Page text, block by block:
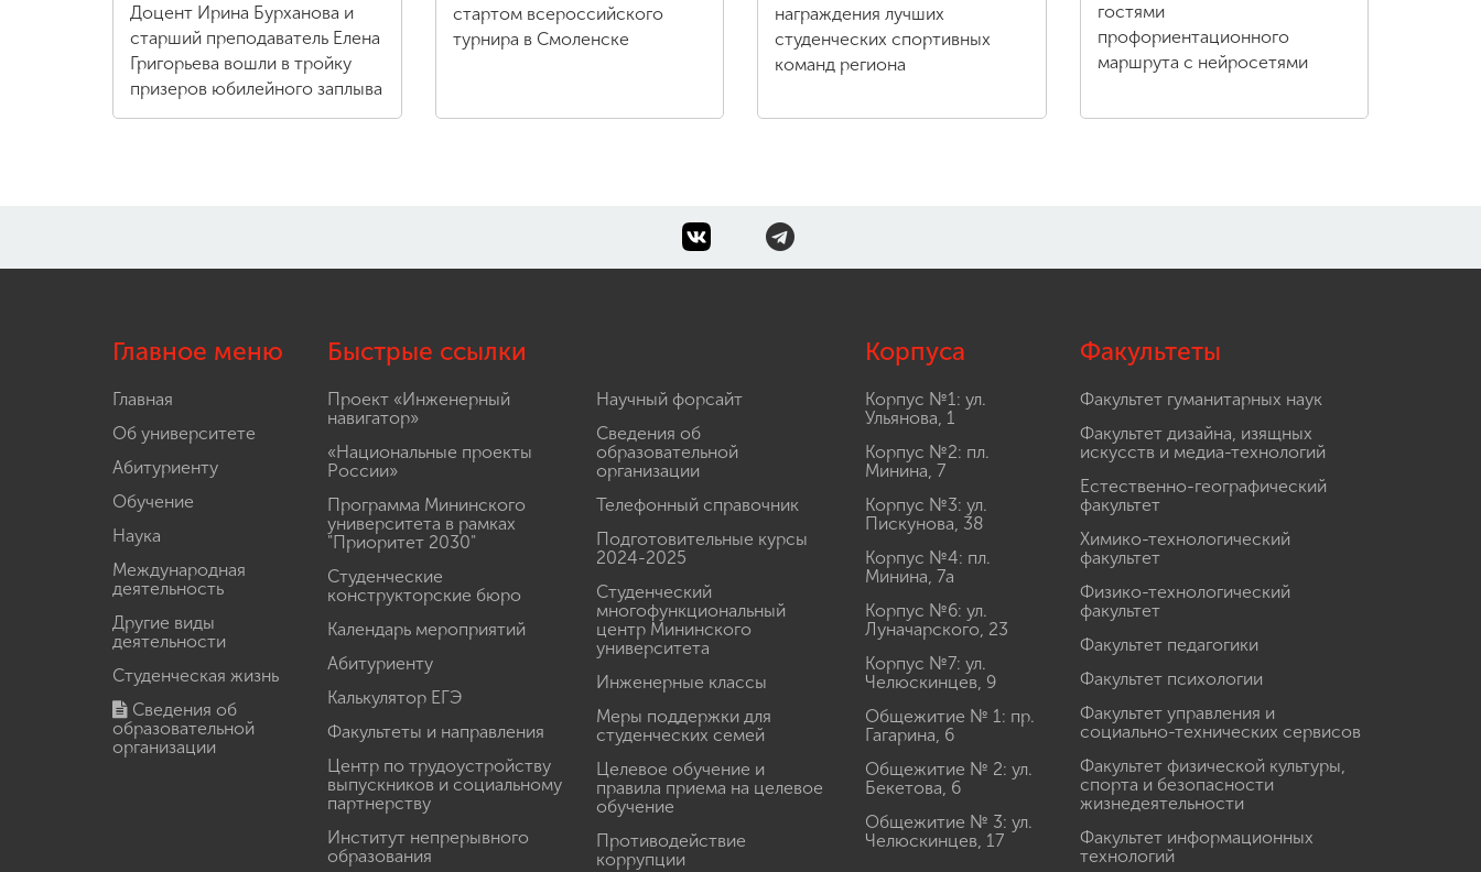
Доцент Ирина Бурханова и
старший преподаватель Елена
Григорьева вошли в тройку
призеров юбилейного заплыва
стартом всероссийского
турнира в Смоленске
награждения лучших
студенческих спортивных
команд региона
гостями
профориентационного
маршрута с нейросетями
Главное меню
Главная
Об университете
Абитуриенту
Обучение
Наука
Международная
деятельность
Другие виды
деятельности
Студенческая жизнь
Сведения об
образовательной
организации
Быстрые ссылки
Проект «Инженерный
навигатор»
«Национальные проекты
России»
Программа Мининского
университета в рамках
"Приоритет 2030"
Студенческие
конструкторские бюро
Календарь мероприятий
Абитуриенту
Калькулятор ЕГЭ
Факультеты и направления
Центр по трудоустройству
выпускников и социальному
партнерству
Институт непрерывного
образования
Научный форсайт
Сведения об
образовательной
организации
Телефонный справочник
Подготовительные курсы
2024-2025
Студенческий
многофункциональный
центр Мининского
университета
Инженерные классы
Меры поддержки для
студенческих семей
Целевое обучение и
правила приема на целевое
обучение
Противодействие
коррупции
Корпуса
Корпус №1: ул.
Ульянова, 1
Корпус №2: пл.
Минина, 7
Корпус №3: ул.
Пискунова, 38
Корпус №4: пл.
Минина, 7а
Корпус №6: ул.
Луначарского, 23
Корпус №7: ул.
Челюскинцев, 9
Общежитие № 1: пр.
Гагарина, 6
Общежитие № 2: ул.
Бекетова, 6
Общежитие № 3: ул.
Челюскинцев, 17
Факультеты
Факультет гуманитарных наук
Факультет дизайна, изящных
искусств и медиа-технологий
Естественно-географический
факультет
Химико-технологический
факультет
Физико-технологический
факультет
Факультет педагогики
Факультет психологии
Факультет управления и
социально-технических сервисов
Факультет физической культуры,
спорта и безопасности
жизнедеятельности
Факультет информационных
технологий